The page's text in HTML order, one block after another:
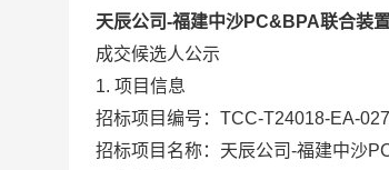
天辰公司-福建中沙PC&BPA联合装
成交候选人公示
1. 项目信息
招标项目编号：TCC-T24018-EA-
招标项目名称：天辰公司-福建中沙